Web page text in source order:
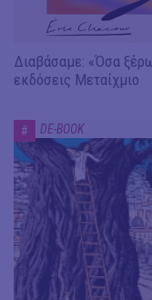
Διαβάσαμε: «Όσα
εκδόσεις Μεταίχμιο
# DE-BOOK